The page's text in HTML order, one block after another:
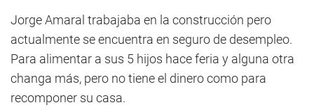
Jorge Amaral trabajaba en la construcción pero
actualmente se encuentra en seguro de desempleo.
Para alimentar a sus 5 hijos hace feria y alguna otra
changa más, pero no tiene el dinero como para
recomponer su casa.